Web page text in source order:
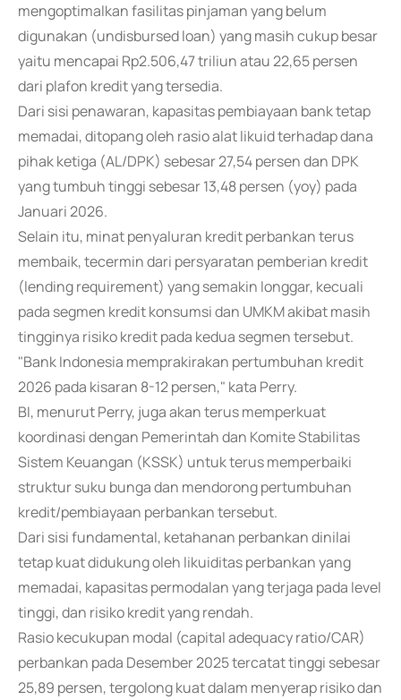
mengoptimalkan fasilitas pinjaman yang belum
digunakan (undisbursed loan) yang masih cukup besar
yaitu mencapai Rp2.506,47 triliun atau 22,65 persen
dari plafon kredit yang tersedia.
Dari sisi penawaran, kapasitas pembiayaan bank tetap
memadai, ditopang oleh rasio alat likuid terhadap dana
pihak ketiga (AL/DPK) sebesar 27,54 persen dan DPK
yang tumbuh tinggi sebesar 13,48 persen (yoy) pada
Januari 2026.
Selain itu, minat penyaluran kredit perbankan terus
membaik, tecermin dari persyaratan pemberian kredit
(lending requirement) yang semakin longgar, kecuali
pada segmen kredit konsumsi dan UMKM akibat masih
tingginya risiko kredit pada kedua segmen tersebut.
"Bank Indonesia memprakirakan pertumbuhan kredit
2026 pada kisaran 8-12 persen," kata Perry.
BI, menurut Perry, juga akan terus memperkuat
koordinasi dengan Pemerintah dan Komite Stabilitas
Sistem Keuangan (KSSK) untuk terus memperbaiki
struktur suku bunga dan mendorong pertumbuhan
kredit/pembiayaan perbankan tersebut.
Dari sisi fundamental, ketahanan perbankan dinilai
tetap kuat didukung oleh likuiditas perbankan yang
memadai, kapasitas permodalan yang terjaga pada level
tinggi, dan risiko kredit yang rendah.
Rasio kecukupan modal (capital adequacy ratio/CAR)
perbankan pada Desember 2025 tercatat tinggi sebesar
25,89 persen, tergolong kuat dalam menyerap risiko dan